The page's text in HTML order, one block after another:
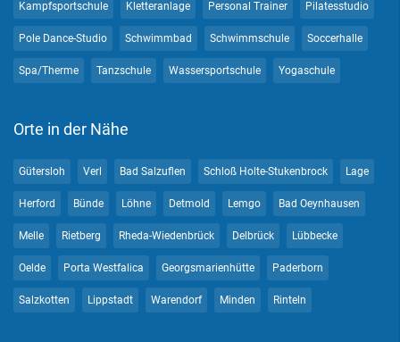
Kampfsportschule Kletteranlage Personal Trainer Pilatesstudio
Pole Dance-Studio Schwimmbad Schwimmschule Soccerhalle
Spa/Therme Tanzschule Wassersportschule Yogaschule
Orte in der Nähe
Gütersloh Verl Bad Salzuflen Schloß Holte-Stukenbrock Lage
Herford Bünde Löhne Detmold Lemgo Bad Oeynhausen
Melle Rietberg Rheda-Wiedenbrück Delbrück Lübbecke
Oelde Porta Westfalica Georgsmarienhütte Paderborn
Salzkotten Lippstadt Warendorf Minden Rinteln